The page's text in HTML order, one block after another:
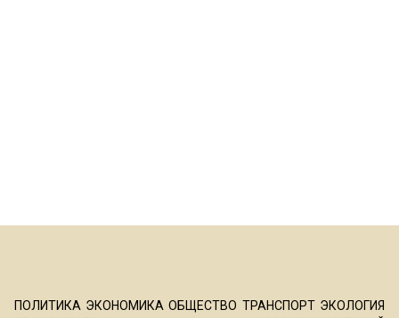
ПОЛИТИКА ЭКОНОМИКА ОБЩЕСТВО ТРАНСПОРТ ЭКОЛОГИЯ